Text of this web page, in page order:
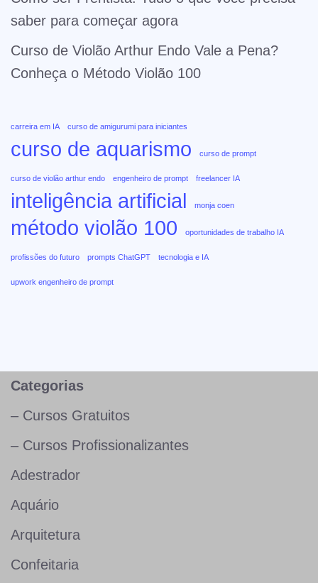
saber para começar agora
Curso de Violão Arthur Endo Vale a Pena?
Conheça o Método Violão 100
carreira em IA curso de amigurumi para iniciantes
curso de aquarismo curso de prompt
curso de violão arthur endo engenheiro de prompt freelancer IA
inteligência artificial monja coen
método violão 100 oportunidades de trabalho IA
profissões do futuro prompts ChatGPT tecnologia e IA
upwork engenheiro de prompt
Categorias
– Cursos Gratuitos
– Cursos Profissionalizantes
Adestrador
Aquário
Arquitetura
Confeitaria